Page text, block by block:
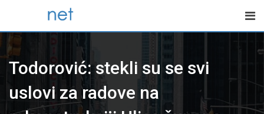
content
Todorović: stekli su se svi
uslovi za radove na